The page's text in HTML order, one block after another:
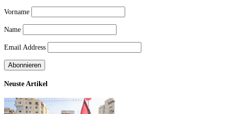
Vorname
Name
Email Address
Neuste Artikel